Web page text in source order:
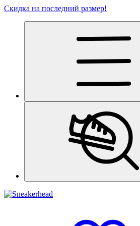
Скидка на последний размер!